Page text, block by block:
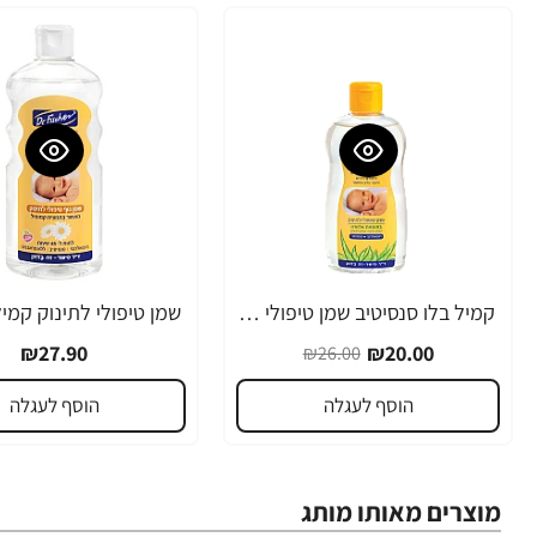
-23%
קמיל בלו סנסיטיב שמן טיפולי לתינוק עם אלוורה 200 מ"ל - מבית Dr.Fischer
₪20.00
₪26.00
הוסף לעגלה
₪27.90
הוסף לעגלה
מוצרים מאותו מותג